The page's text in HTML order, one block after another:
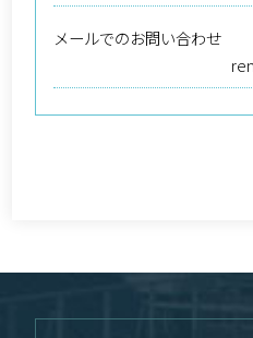
メールでのお問い合わせ